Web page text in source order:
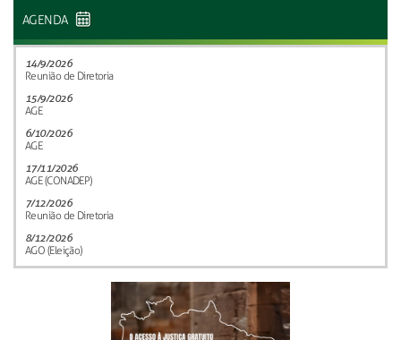
AGENDA
14/9/2026
Reunião de Diretoria
15/9/2026
AGE
6/10/2026
AGE
17/11/2026
AGE (CONADEP)
7/12/2026
Reunião de Diretoria
8/12/2026
AGO (Eleição)